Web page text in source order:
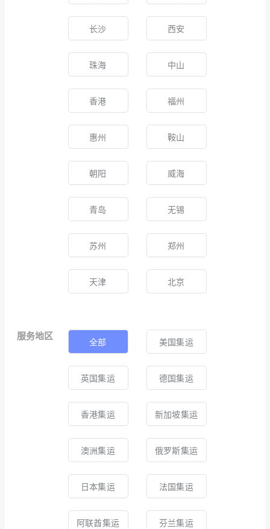
长沙 西安
珠海 中山
香港 福州
惠州 鞍山
朝阳 威海
青岛 无锡
苏州 郑州
天津 北京
服务地区
全部 美国集运
英国集运 德国集运
香港集运 新加坡集运
澳洲集运 俄罗斯集运
日本集运 法国集运
阿联酋集运 芬兰集运